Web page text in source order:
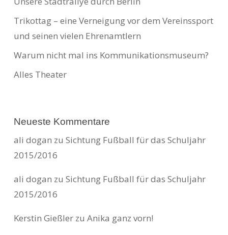
Trikottag – eine Verneigung vor dem Vereinssport
und seinen vielen Ehrenamtlern
Warum nicht mal ins Kommunikationsmuseum?
Alles Theater
Neueste Kommentare
ali dogan zu Sichtung Fußball für das Schuljahr
2015/2016
ali dogan zu Sichtung Fußball für das Schuljahr
2015/2016
Kerstin Gießlerzu Anika ganz vorn!